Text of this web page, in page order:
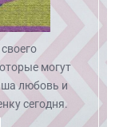
могут
любовь и
сегодня.